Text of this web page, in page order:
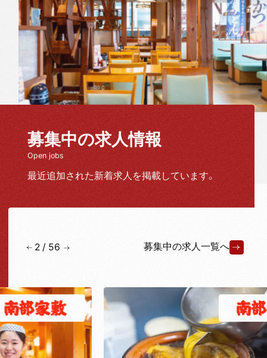
募集中の求人情報
Open jobs
最近追加された新着求人を掲載しています。
募集中の求人一覧へ
2 / 56